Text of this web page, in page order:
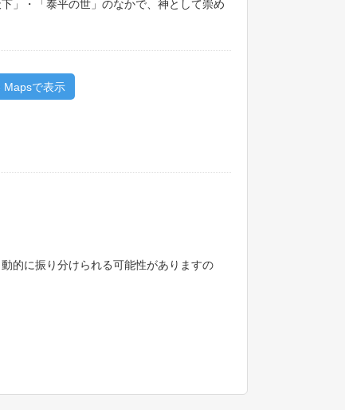
」・「泰平の世」のなかで、神として崇め
Mapsで表示
的に振り分けられる可能性がありますの